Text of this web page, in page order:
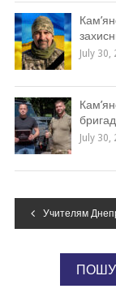
July 30,
July 30,